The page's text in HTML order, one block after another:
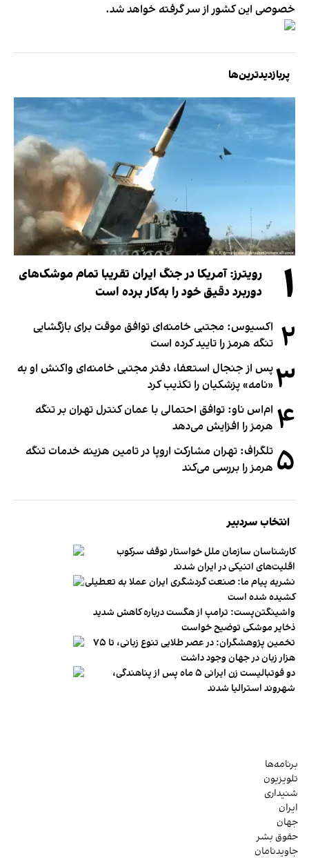
خصوصی این کشور از سر گرفته خواهد شد.
پربازدیدترین‌ها
۱
رویترز: آمریکا در جنگ ایران تقریبا تمام موشک‌های
دوربرد دقیق خود را به‌کار برده است
۲ اکسیوس: مجتبی خامنه‌ای توافق موقت برای بازگشایی
تنگه هرمز را تایید کرده است
۳پس از جنجال استعفا، دفتر مجتبی خامنه‌ای واکنش او به
«نامه» پزشکیان را تکذیب کرد
۴ ام‌اس ناو: توافق احتمالی با عمان کنترل تهران بر تنگه
هرمز را افزایش می‌دهد
۵ تلگراف: تهران مشارکت اروپا در تامین هزینه خدمات تنگه
هرمز را بررسی می‌کند
انتخاب سردبیر
کارشناسان سازمان ملل خواستار توقف سرکوب
اقلیت‌های اتنیکی در ایران شدند
نشریه پیام ما: صنعت گردشگری ایران عملا به تعطیلی
کشیده شده است
واشینگتن‌پست: ترامپ از هگست درباره کاهش شدید
ذخایر موشکی توضیح خواست
تخمین پژوهشگران: در عصر طلایی تنوع زبانی، تا ۷۵
هزار زبان در جهان وجود داشت
دو فوتبالیست زن ایرانی ۵ ماه پس از پناهندگی،
شهروند استرالیا شدند
برنامه‌ها
تلویزیون
شنیداری
ایران
جهان
حقوق بشر
جاویدنامان